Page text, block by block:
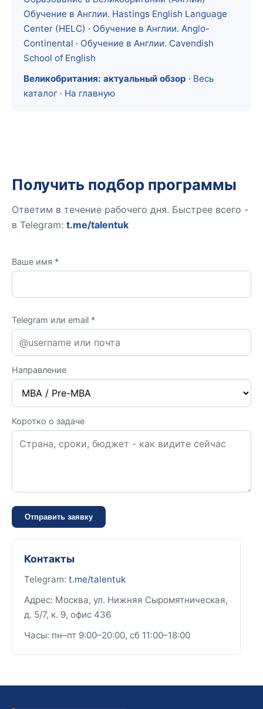
Обучение в Англии. Hastings English Language
Center (HELC) · Обучение в Англии. Anglo-
Continental · Обучение в Англии. Cavendish
School of English
Великобритания: актуальный обзор · Весь
каталог · На главную
Получить подбор программы
Ответим в течение рабочего дня. Быстрее всего -
в Telegram: t.me/talentuk
Ваше имя *
Telegram или email *
Направление
Коротко о задаче
Отправить заявку
Контакты
Telegram: t.me/talentuk
Адрес: Москва, ул. Нижняя Сыромятническая,
д. 5/7, к. 9, офис 436
Часы: пн–пт 9:00–20:00, сб 11:00–18:00